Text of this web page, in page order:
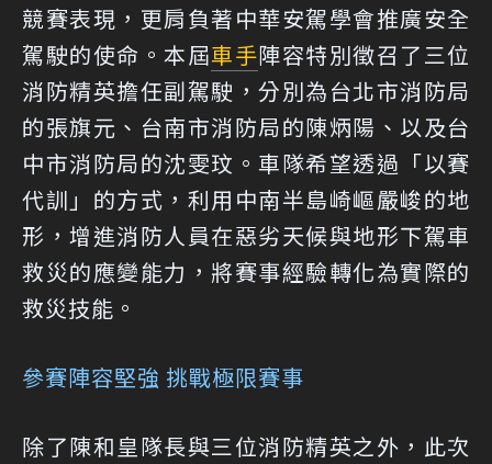
競賽表現，更肩負著中華安駕學會推廣安全
駕駛的使命。本屆車手陣容特別徵召了三位
消防精英擔任副駕駛，分別為台北市消防局
的張旗元、台南市消防局的陳炳陽、以及台
中市消防局的沈雯玟。車隊希望透過「以賽
代訓」的方式，利用中南半島崎嶇嚴峻的地
形，增進消防人員在惡劣天候與地形下駕車
救災的應變能力，將賽事經驗轉化為實際的
救災技能。
參賽陣容堅強 挑戰極限賽事
除了陳和皇隊長與三位消防精英之外，此次